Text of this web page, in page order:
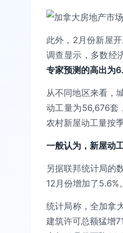
此外，2月份新屋
调查显示，多数经
专家预测的高出为
从不同地区来看，
动工量为56,676套
农村新屋动工量按
一般认为，新屋动
另据联邦统计局的
12月份增加了5.6%。
统计局称，全加拿
建筑许可总额猛增